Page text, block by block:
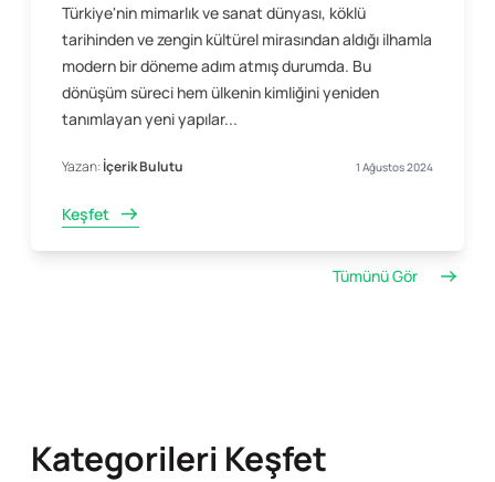
Türkiye'nin mimarlık ve sanat dünyası, köklü
tarihinden ve zengin kültürel mirasından aldığı ilhamla
modern bir döneme adım atmış durumda. Bu
dönüşüm süreci hem ülkenin kimliğini yeniden
tanımlayan yeni yapılar...
Yazan:İçerik Bulutu 1 Ağustos 2024
Keşfet
Tümünü Gör
Kategorileri Keşfet